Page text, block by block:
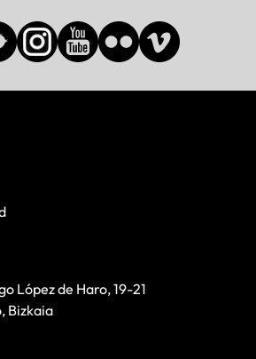
López de Haro, 19-21
Bizkaia